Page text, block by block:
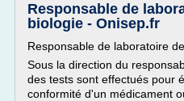
Responsable de
biologie - Onisep.fr
Responsable de laboratoire
Sous la direction du
des tests sont effectués pour
conformité d'un médicament